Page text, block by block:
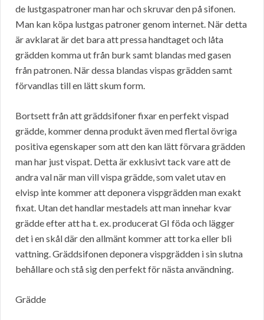
de lustgaspatroner man har och skruvar den på sifonen.
Man kan köpa lustgas patroner genom internet. När detta
är avklarat är det bara att pressa handtaget och låta
grädden komma ut från burk samt blandas med gasen
från patronen. När dessa blandas vispas grädden samt
förvandlas till en lätt skum form.
Bortsett från att gräddsifoner fixar en perfekt vispad
grädde, kommer denna produkt även med flertal övriga
positiva egenskaper som att den kan lätt förvara grädden
man har just vispat. Detta är exklusivt tack vare att de
andra val när man vill vispa grädde, som valet utav en
elvisp inte kommer att deponera vispgrädden man exakt
fixat. Utan det handlar mestadels att man innehar kvar
grädde efter att ha t. ex. producerat GI föda och lägger
det i en skål där den allmänt kommer att torka eller bli
vattning. Gräddsifonen deponera vispgrädden i sin slutna
behållare och stå sig den perfekt för nästa användning.
Grädde